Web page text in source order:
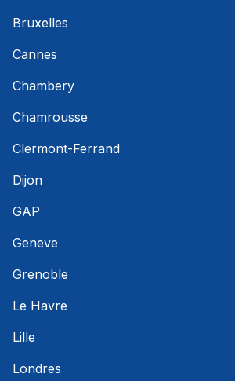
Bruxelles
Cannes
Chambery
Chamrousse
Clermont-Ferrand
Dijon
GAP
Geneve
Grenoble
Le Havre
Lille
Londres